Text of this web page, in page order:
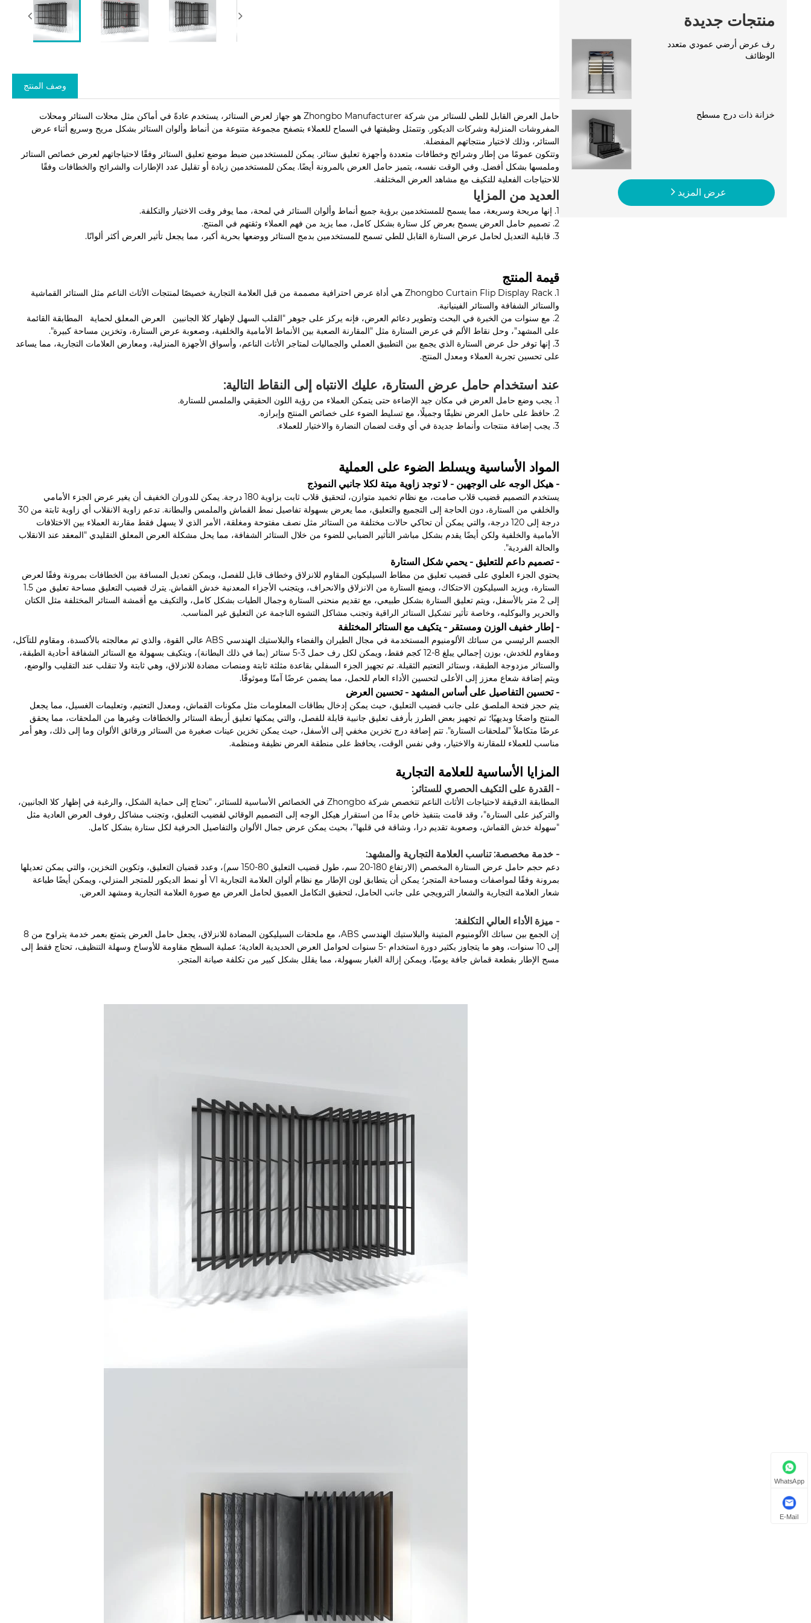
منتجات جديدة
رف عرض أرضي عمودي متعدد
الوظائف
خزانة ذات درج مسطح
عرض المزيد
وصف المنتج
حامل العرض القابل للطي للستائر من شركة Zhongbo Manufacturer هو جهاز لعرض الستائر، يستخدم عادةً في أماكن مثل محلات الستائر ومحلات
المفروشات المنزلية وشركات الديكور. وتتمثل وظيفتها في السماح للعملاء بتصفح مجموعة متنوعة من أنماط وألوان الستائر بشكل مريح وسريع أثناء عرض
الستائر، وذلك لاختيار منتجاتهم المفضلة.
وتتكون عمومًا من إطار وشرائح وخطافات متعددة وأجهزة تعليق ستائر. يمكن للمستخدمين ضبط موضع تعليق الستائر وفقًا لاحتياجاتهم لعرض خصائص الستائر
وملمسها بشكل أفضل. وفي الوقت نفسه، يتميز حامل العرض بالمرونة أيضًا. يمكن للمستخدمين زيادة أو تقليل عدد الإطارات والشرائح والخطافات وفقًا
للاحتياجات الفعلية للتكيف مع مشاهد العرض المختلفة.
العديد من المزايا
1. إنها مريحة وسريعة، مما يسمح للمستخدمين برؤية جميع أنماط وألوان الستائر في لمحة، مما يوفر وقت الاختيار والتكلفة.
2. تصميم حامل العرض يسمح بعرض كل ستارة بشكل كامل، مما يزيد من فهم العملاء وثقتهم في المنتج.
3. قابلية التعديل لحامل عرض الستارة القابل للطي تسمح للمستخدمين بدمج الستائر ووضعها بحرية أكبر، مما يجعل تأثير العرض أكثر ألوانًا.
قيمة المنتج
1. Zhongbo Curtain Flip Display Rack هي أداة عرض احترافية مصممة من قبل العلامة التجارية خصيصًا لمنتجات الأثاث الناعم مثل الستائر القماشية
والستائر الشفافة والستائر الفينيانية.
2. مع سنوات من الخبرة في البحث وتطوير دعائم العرض، فإنه يركز على جوهر "القلب السهل لإظهار كلا الجانبين العرض المعلق لحماية المطابقة القائمة
على المشهد"، وحل نقاط الألم في عرض الستارة مثل "المقارنة الصعبة بين الأنماط الأمامية والخلفية، وصعوبة عرض الستارة، وتخزين مساحة كبيرة".
3. إنها توفر حل عرض الستارة الذي يجمع بين التطبيق العملي والجماليات لمتاجر الأثاث الناعم، وأسواق الأجهزة المنزلية، ومعارض العلامات التجارية، مما يساعد
على تحسين تجربة العملاء ومعدل المنتج.
عند استخدام حامل عرض الستارة، عليك الانتباه إلى النقاط التالية:
1. يجب وضع حامل العرض في مكان جيد الإضاءة حتى يتمكن العملاء من رؤية اللون الحقيقي والملمس للستارة.
2. حافظ على حامل العرض نظيفًا وجميلًا، مع تسليط الضوء على خصائص المنتج وإبرازه.
3. يجب إضافة منتجات وأنماط جديدة في أي وقت لضمان النضارة والاختيار للعملاء.
المواد الأساسية ويسلط الضوء على العملية
- هيكل الوجه على الوجهين - لا توجد زاوية ميتة لكلا جانبي النموذج
يستخدم التصميم قضيب قلاب صامت، مع نظام تخميد متوازن، لتحقيق قلاب ثابت بزاوية 180 درجة. يمكن للدوران الخفيف أن يغير عرض الجزء الأمامي
والخلفي من الستارة، دون الحاجة إلى التجميع والتعليق، مما يعرض بسهولة تفاصيل نمط القماش والملمس والبطانة. تدعم زاوية الانقلاب أي زاوية ثابتة من 30
درجة إلى 120 درجة، والتي يمكن أن تحاكي حالات مختلفة من الستائر مثل نصف مفتوحة ومغلقة، الأمر الذي لا يسهل فقط مقارنة العملاء بين الاختلافات
الأمامية والخلفية ولكن أيضًا يقدم بشكل مباشر التأثير الضبابي للضوء من خلال الستائر الشفافة، مما يحل مشكلة العرض المعلق التقليدي "المعقد عند الانقلاب
والحالة الفردية".
- تصميم داعم للتعليق - يحمي شكل الستارة
يحتوي الجزء العلوي على قضيب تعليق من مطاط السيليكون المقاوم للانزلاق وخطاف قابل للفصل، ويمكن تعديل المسافة بين الخطافات بمرونة وفقًا لعرض
الستارة، ويزيد السيليكون الاحتكاك، ويمنع الستارة من الانزلاق والانحراف، ويتجنب الأجزاء المعدنية خدش القماش. يترك قضيب التعليق مساحة تعليق من 1.5
إلى 2 متر بالأسفل، ويتم تعليق الستارة بشكل طبيعي، مع تقديم منحنى الستارة وجمال الطيات بشكل كامل، والتكيف مع أقمشة الستائر المختلفة مثل الكتان
والحرير والبوكليه، وخاصة تأثير تشكيل الستائر الراقية وتجنب مشاكل التشوه الناجمة عن التعليق غير المناسب.
- إطار خفيف الوزن ومستقر - يتكيف مع الستائر المختلفة
الجسم الرئيسي من سبائك الألومنيوم المستخدمة في مجال الطيران والفضاء والبلاستيك الهندسي ABS عالي القوة، والذي تم معالجته بالأكسدة، ومقاوم للتآكل،
ومقاوم للخدش، بوزن إجمالي يبلغ 8-12 كجم فقط، ويمكن لكل رف حمل 3-5 ستائر (بما في ذلك البطانة)، ويتكيف بسهولة مع الستائر الشفافة أحادية الطبقة،
والستائر مزدوجة الطبقة، وستائر التعتيم الثقيلة. تم تجهيز الجزء السفلي بقاعدة مثلثة ثابتة ومنصات مضادة للانزلاق، وهي ثابتة ولا تنقلب عند التقليب والوضع،
ويتم إضافة شعاع معزز إلى الأعلى لتحسين الأداء العام للحمل، مما يضمن عرضًا آمنًا وموثوقًا.
- تحسين التفاصيل على أساس المشهد - تحسين العرض
يتم حجز فتحة الملصق على جانب قضيب التعليق، حيث يمكن إدخال بطاقات المعلومات مثل مكونات القماش، ومعدل التعتيم، وتعليمات الغسيل، مما يجعل
المنتج واضحًا وبديهيًا؛ تم تجهيز بعض الطرز بأرفف تعليق جانبية قابلة للفصل، والتي يمكنها تعليق أربطة الستائر والخطافات وغيرها من الملحقات، مما يحقق
عرضًا متكاملاً "لملحقات الستارة". تتم إضافة درج تخزين مخفي إلى الأسفل، حيث يمكن تخزين عينات صغيرة من الستائر ورقائق الألوان وما إلى ذلك، وهو أمر
مناسب للعملاء للمقارنة والاختيار، وفي نفس الوقت، يحافظ على منطقة العرض نظيفة ومنظمة.
المزايا الأساسية للعلامة التجارية
- القدرة على التكيف الحصري للستائر:
المطابقة الدقيقة لاحتياجات الأثاث الناعم تتخصص شركة Zhongbo في الخصائص الأساسية للستائر، "تحتاج إلى حماية الشكل، والرغبة في إظهار كلا الجانبين،
والتركيز على الستارة"، وقد قامت بتنفيذ خاص بدءًا من استقرار هيكل الوجه إلى التصميم الوقائي لقضيب التعليق، وتجنب مشاكل رفوف العرض العادية مثل
"سهولة خدش القماش، وصعوبة تقديم درا، وشاقة في قلبها"، بحيث يمكن عرض جمال الألوان والتفاصيل الحرفية لكل ستارة بشكل كامل.
- خدمة مخصصة: تناسب العلامة التجارية والمشهد:
دعم حجم حامل عرض الستارة المخصص (الارتفاع 180-20 سم، طول قضيب التعليق 80-150 سم)، وعدد قضبان التعليق، وتكوين التخزين، والتي يمكن تعديلها
بمرونة وفقًا لمواصفات ومساحة المتجر؛ يمكن أن يتطابق لون الإطار مع نظام ألوان العلامة التجارية VI أو نمط الديكور للمتجر المنزلي، ويمكن أيضًا طباعة
شعار العلامة التجارية والشعار الترويجي على جانب الحامل، لتحقيق التكامل العميق لحامل العرض مع صورة العلامة التجارية ومشهد العرض.
- ميزة الأداء العالي التكلفة:
إن الجمع بين سبائك الألومنيوم المتينة والبلاستيك الهندسي ABS، مع ملحقات السيليكون المضادة للانزلاق، يجعل حامل العرض يتمتع بعمر خدمة يتراوح من 8
إلى 10 سنوات، وهو ما يتجاوز بكثير دورة استخدام -5 سنوات لحوامل العرض الحديدية العادية؛ عملية السطح مقاومة للأوساخ وسهلة التنظيف، تحتاج فقط إلى
مسح الإطار بقطعة قماش جافة يوميًا، ويمكن إزالة الغبار بسهولة، مما يقلل بشكل كبير من تكلفة صيانة المتجر.
WhatsApp
E-Mail